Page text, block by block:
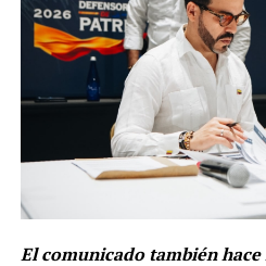
El comunicado también